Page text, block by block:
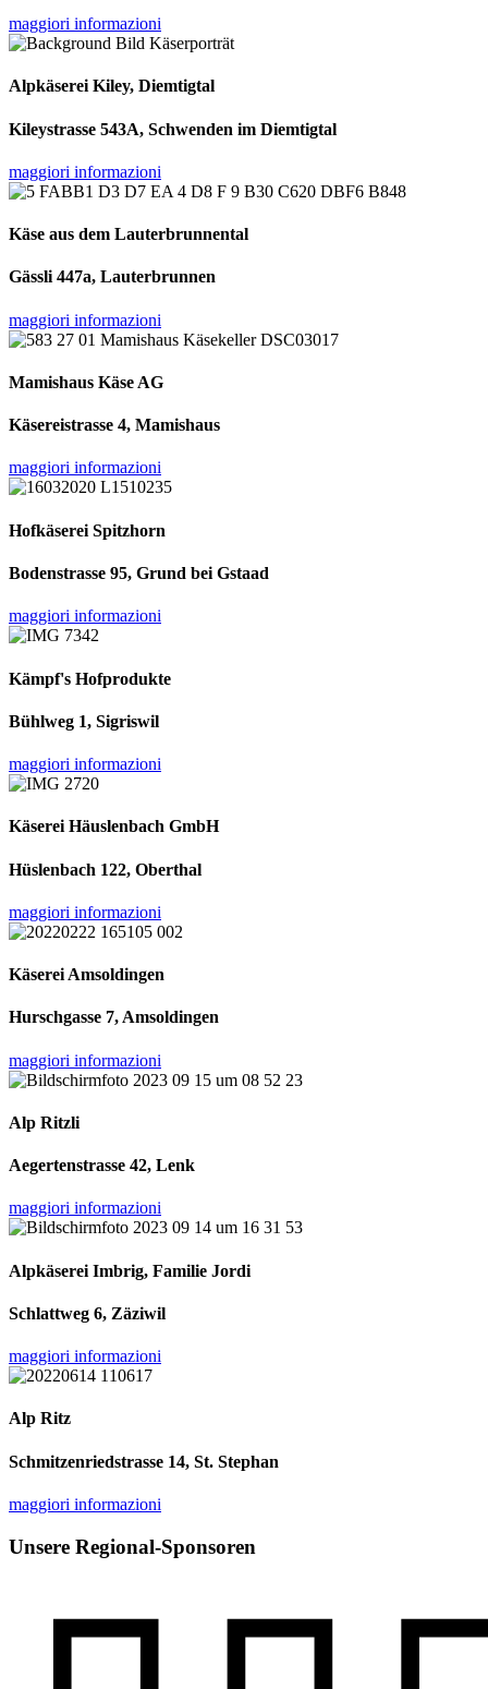
maggiori informazioni
Alpkäserei Kiley, Diemtigtal
Kileystrasse 543A, Schwenden im Diemtigtal
maggiori informazioni
Käse aus dem Lauterbrunnental
Gässli 447a, Lauterbrunnen
maggiori informazioni
Mamishaus Käse AG
Käsereistrasse 4, Mamishaus
maggiori informazioni
Hofkäserei Spitzhorn
Bodenstrasse 95, Grund bei Gstaad
maggiori informazioni
Kämpf's Hofprodukte
Bühlweg 1, Sigriswil
maggiori informazioni
Käserei Häuslenbach GmbH
Hüslenbach 122, Oberthal
maggiori informazioni
Käserei Amsoldingen
Hurschgasse 7, Amsoldingen
maggiori informazioni
Alp Ritzli
Aegertenstrasse 42, Lenk
maggiori informazioni
Alpkäserei Imbrig, Familie Jordi
Schlattweg 6, Zäziwil
maggiori informazioni
Alp Ritz
Schmitzenriedstrasse 14, St. Stephan
maggiori informazioni
Unsere Regional-Sponsoren